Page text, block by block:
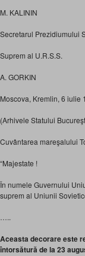
M. KALININ
Secretarul Prezidiumului
Suprem al U.R.S.S.
A. GORKIN
Moscova, Kremlin, 6 iulie
(Arhivele Statului
Cuvântarea mareşalului
“Majestate !
În numele Guvernului
suprem al Uniunii
…..
Aceasta decorare este
întorsătură de la 23